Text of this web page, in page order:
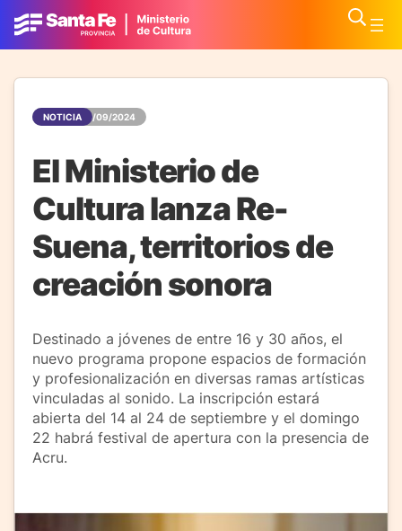
NOTICIA 14/09/2024
El Ministerio de
Cultura lanza Re-
Suena, territorios de
creación sonora
Destinado a jóvenes de entre 16 y 30 años, el
nuevo programa propone espacios de formación
y profesionalización en diversas ramas artísticas
vinculadas al sonido. La inscripción estará
abierta del 14 al 24 de septiembre y el domingo
22 habrá festival de apertura con la presencia de
Acru.